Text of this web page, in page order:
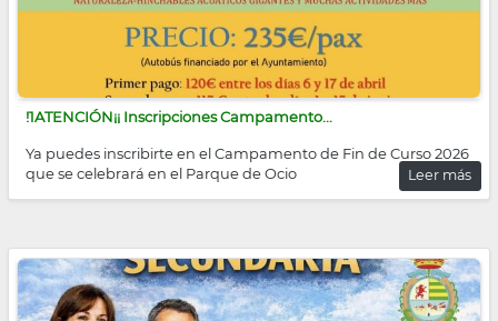
!1ATENCIÓN¡¡ Inscripciones Campamento...
Ya puedes inscribirte en el Campamento de Fin de Curso 2026
que se celebrará en el Parque de Ocio
Leer más